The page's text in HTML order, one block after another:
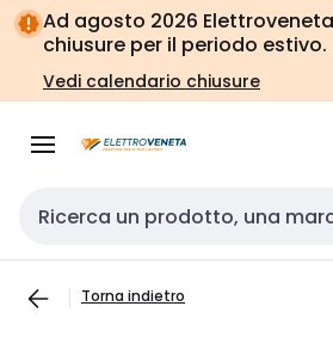
Vai alla
navigazione
Vai
alla
pagina
Ad agosto 2026
chiusure per il periodo estivo.
Vedi calendario chiusure
Cerca input
Torna indietro